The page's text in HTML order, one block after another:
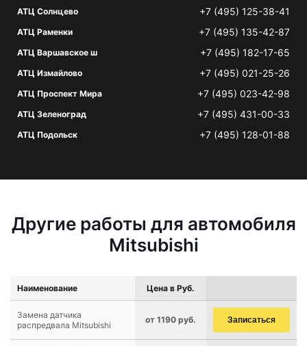
АТЦ Солнцево +7 (495) 125-38-41
АТЦ Раменки +7 (495) 135-42-87
АТЦ Варшавское ш +7 (495) 182-17-65
АТЦ Измайлово +7 (495) 021-25-26
АТЦ Проспект Мира +7 (495) 023-42-98
АТЦ Зеленоград +7 (495) 431-00-33
АТЦ Подольск +7 (495) 128-01-88
Другие работы для автомобиля
Mitsubishi
Наименование Цена в Руб.
Замена датчика
распредвала Mitsubishi
от 1190 руб. Записаться